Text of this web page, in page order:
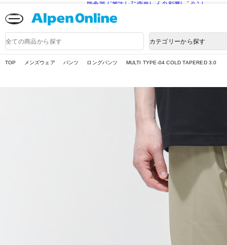
熊本県で発生した地震による影響について
品
検
カテゴリーから探す
TOP メンズウェア パンツ ロングパンツ MULTI TYPE-04 COLD TAPERED 3.0